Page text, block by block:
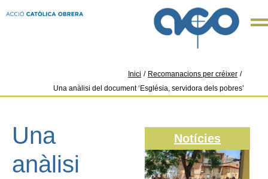
Inici / Recomanacions per créixer /
Una anàlisi del document ‘Església, servidora dels pobres’
Una
anàlisi
Notícies